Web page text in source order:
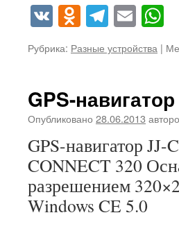
VK Telegram
Email
Рубрика: Разные устройства |
GPS-
Опубликовано 28.06.2013
GPS-навигатор
CONNECT 320
разрешением
Windows CE 5.0